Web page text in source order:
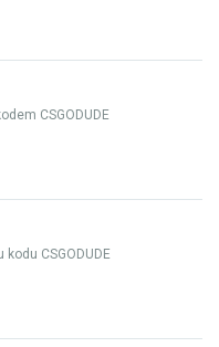
CSGODUDE
CSGODUDE